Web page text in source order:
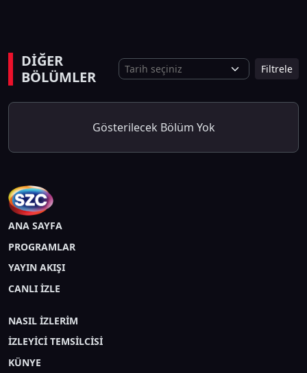
DİĞER
BÖLÜMLER
Filtrele
Gösterilecek Bölüm Yok
ANA SAYFA
PROGRAMLAR
YAYIN AKIŞI
CANLI İZLE
NASIL İZLERİM
İZLEYİCİ TEMSİLCİSİ
KÜNYE